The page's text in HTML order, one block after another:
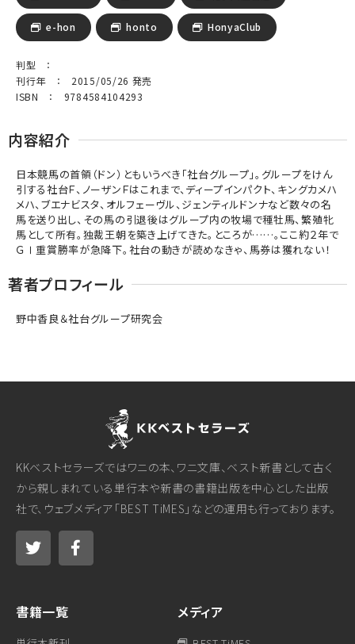
e-hon honto HonyaClub
判型 ：
刊行年 ： 2015/05/26 発売
ISBN ： 9784584104293
内容紹介
日本競馬の首領（ドン）ともいうべき「社台グループ」。グループをけん
引する社台Ｆ、ノーザンＦはこれまで、ディープインパクト、キングカメハ
メハ、ブエナビスタ、オルフェーヴル、ジェンティルドンナなど数々の名
馬を送り出し、その馬の引退後はグループ内の牧場で種牡馬、繁殖牝
馬として所有。独裁王朝を築き上げてきた。ところが……。ここ約２年で
ＧⅠ重賞勝率が急降下。社台の動きが読めなきゃ、馬券は獲れない！
著者プロフィール
野中香良＆社台グループ研究会
KKベストセラーズではワニの本、ワニ文庫、ベスト新書として古く
から親しまれている単行本や新書の書籍出版を中心とした出版
社で、ウェブメディア「BEST TiMES」などの運用も行っております。
書籍一覧 メディア